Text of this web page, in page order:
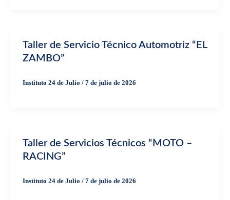
Taller de Servicio Técnico Automotriz “EL
ZAMBO”
Instituto 24 de Julio / 7 de julio de 2026
Taller de Servicios Técnicos “MOTO –
RACING”
Instituto 24 de Julio / 7 de julio de 2026